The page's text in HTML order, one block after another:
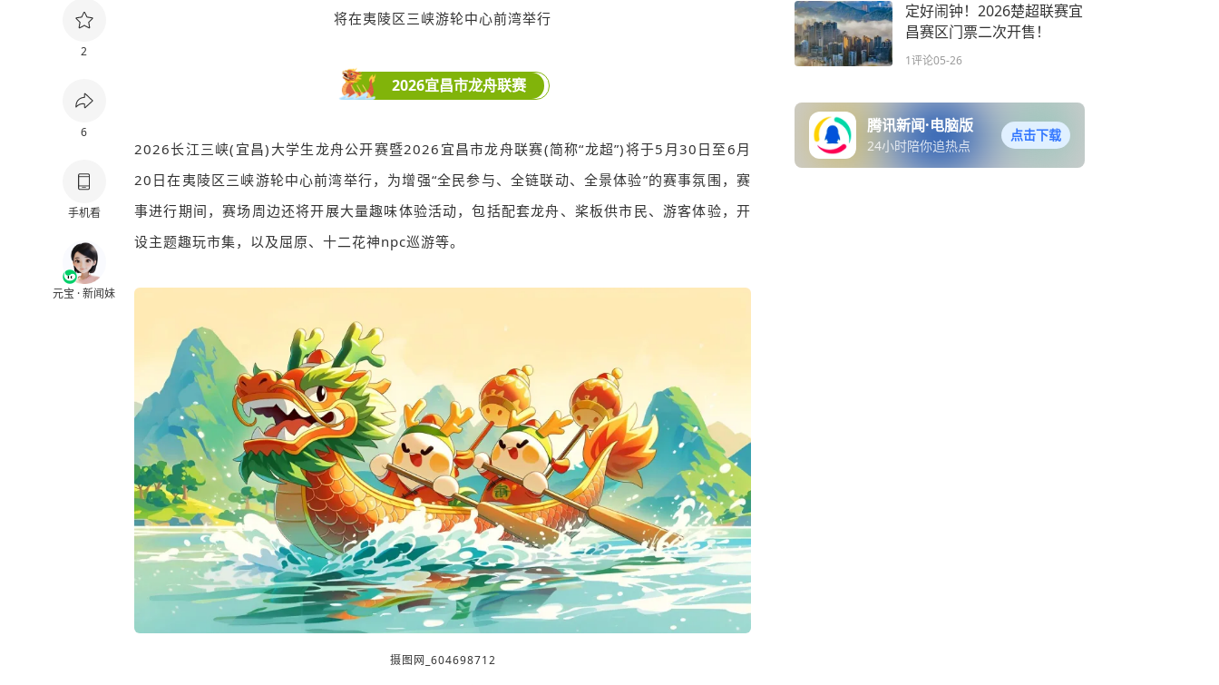
2
6
手机看
元宝 · 新闻妹
将在夷陵区三峡游轮中心前湾举行
2026宜昌市龙舟联赛
2026长江三峡(宜昌)大学生龙舟公开赛暨2026宜昌市龙舟联赛(简称“龙超”)将于5月30日至6月
20日在夷陵区三峡游轮中心前湾举行，为增强“全民参与、全链联动、全景体验”的赛事氛围，赛
事进行期间，赛场周边还将开展大量趣味体验活动，包括配套龙舟、桨板供市民、游客体验，开
设主题趣玩市集，以及屈原、十二花神npc巡游等。
摄图网_604698712
定好闹钟！2026楚超联赛宜
昌赛区门票二次开售！
1评论05-26
腾讯新闻·电脑版
24小时陪你追热点
点击下载